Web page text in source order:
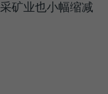
矿业也小幅缩减